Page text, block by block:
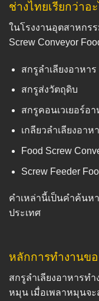
ช่างไทยเรียกว่าอ
ในโรงงานอุตสาหกร
Screw Conveyor
สกรูลำเลียงอาหาร
สกรูส่งวัตถุดิบ
สกรูคอนเวเยอร์อา
เกลียวลำเลียงอาห
Food Screw
Screw Feeder
คำเหล่านี้เป็นคำค้นห
ประเทศ
หลักการทำงานขอ
สกรูลำเลียงอาหารท
หมุน เมื่อเพลาหมุนจ